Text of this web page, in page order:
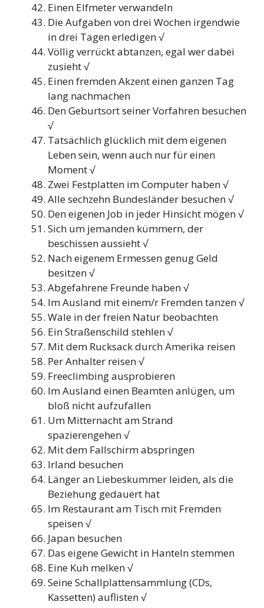
Einen Elfmeter verwandeln
Die Aufgaben von drei Wochen irgendwie
in drei Tagen erledigen √
Völlig verrückt abtanzen, egal wer dabei
zusieht √
Einen fremden Akzent einen ganzen Tag
lang nachmachen
Den Geburtsort seiner Vorfahren besuchen
√
Tatsächlich glücklich mit dem eigenen
Leben sein, wenn auch nur für einen
Moment √
Zwei Festplatten im Computer haben √
Alle sechzehn Bundesländer besuchen √
Den eigenen Job in jeder Hinsicht mögen √
Sich um jemanden kümmern, der
beschissen aussieht √
Nach eigenem Ermessen genug Geld
besitzen √
Abgefahrene Freunde haben √
Im Ausland mit einem/r Fremden tanzen √
Wale in der freien Natur beobachten
Ein Straßenschild stehlen √
Mit dem Rucksack durch Amerika reisen
Per Anhalter reisen √
Freeclimbing ausprobieren
Im Ausland einen Beamten anlügen, um
bloß nicht aufzufallen
Um Mitternacht am Strand
spazierengehen √
Mit dem Fallschirm abspringen
Irland besuchen
Länger an Liebeskummer leiden, als die
Beziehung gedauert hat
Im Restaurant am Tisch mit Fremden
speisen √
Japan besuchen
Das eigene Gewicht in Hanteln stemmen
Eine Kuh melken √
Seine Schallplattensammlung (CDs,
Kassetten) auflisten √